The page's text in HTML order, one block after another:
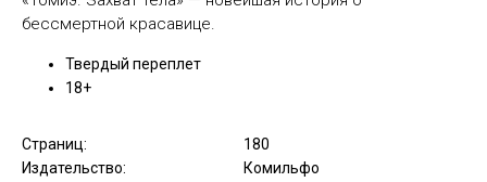
бессмертной красавице.
Твердый переплет
18+
Страниц:
180
Издательство:
Комильфо